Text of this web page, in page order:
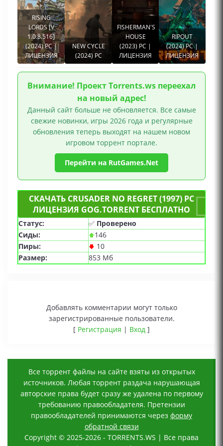
RISING
LORDS [V
1.0.8.516]
(2024) PC |
ЛИЦЕНЗИЯ
NEW CYCLE
(2024) PC
FISHERMAN'S
HOUSE
(2023) PC |
ЛИЦЕНЗИЯ
RIPOUT
(2024) PC |
ЛИЦЕНЗИЯ
Внимание! Проект Torrents.ws переехал
на новый адрес!
Данный сайт больше не обновляется. Все самые
свежие новинки, игры 2026 года и регулярные
обновления теперь выходят на нашем новом
игровом торрент портале.
Перейти на RutGames.Net
СКАЧАТЬ CRUSADER NO REGRET (1997) PC
ЛИЦЕНЗИЯ GOG.TORRENT БЕСПЛАТНО
Статус: ✅ Проверено
Сиды:
146
Пиры:
10
Размер:
853 Мб
Добавлять комментарии могут только
зарегистрированные пользователи.
[ Регистрация | Вход ]
Все торрент файлы на сайте взяты из открытых
источников. Любая торрент раздача нарушающая
авторские права будет сразу же удалена по первому
требованию правообладателя. Претензии
правообладателей принимаются через форму
обратной связи
Copyright © 2025-2026 - TORRENTS.WS | Все права